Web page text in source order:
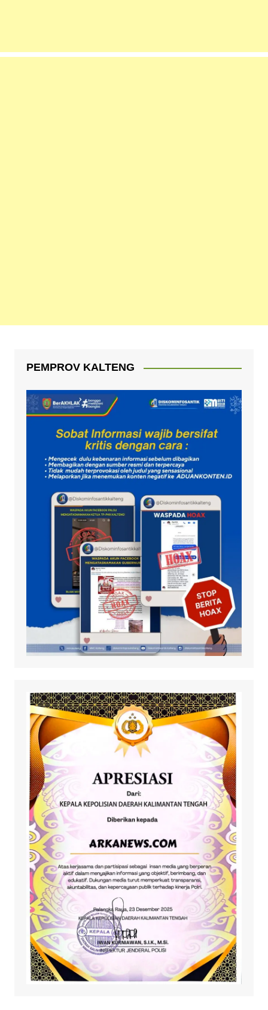
PEMPROV KALTENG